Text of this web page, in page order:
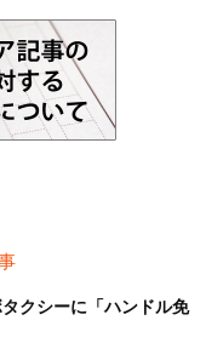
クシーに「ハンドル免